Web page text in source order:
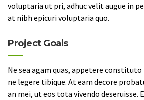
voluptaria ut pri, adhuc velit augue in
at nibh epicuri voluptaria quo.
Project Goals
Ne sea agam quas, appetere constituto
ne legere tibique. At eam decore
an mei, ut eos tota vivendo deseruisse.